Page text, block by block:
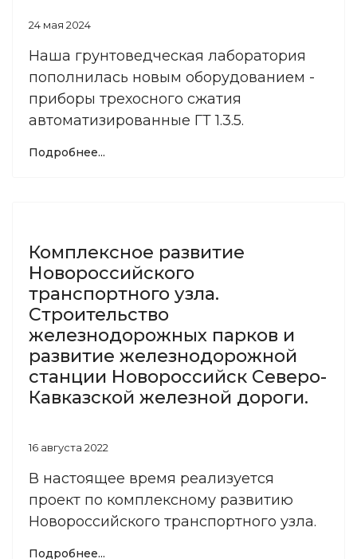
24 мая 2024
Наша грунтоведческая лаборатория
пополнилась новым оборудованием -
приборы трехосного сжатия
автоматизированные ГТ 1.3.5.
Подробнее...
Комплексное развитие
Новороссийского
транспортного узла.
Строительство
железнодорожных парков и
развитие железнодорожной
станции Новороссийск Северо-
Кавказской железной дороги.
16 августа 2022
В настоящее время реализуется
проект по комплексному развитию
Новороссийского транспортного узла.
Подробнее...